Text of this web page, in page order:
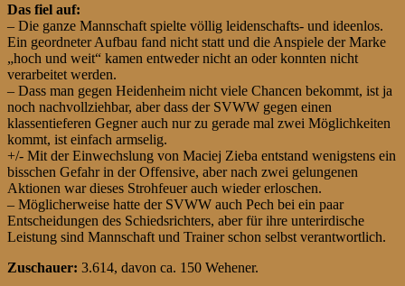
Das fiel auf:
– Die ganze Mannschaft spielte völlig leidenschafts- und ideenlos.
Ein geordneter Aufbau fand nicht statt und die Anspiele der Marke
„hoch und weit“ kamen entweder nicht an oder konnten nicht
verarbeitet werden.
– Dass man gegen Heidenheim nicht viele Chancen bekommt, ist ja
noch nachvollziehbar, aber dass der SVWW gegen einen
klassentieferen Gegner auch nur zu gerade mal zwei Möglichkeiten
kommt, ist einfach armselig.
+/- Mit der Einwechslung von Maciej Zieba entstand wenigstens ein
bisschen Gefahr in der Offensive, aber nach zwei gelungenen
Aktionen war dieses Strohfeuer auch wieder erloschen.
– Möglicherweise hatte der SVWW auch Pech bei ein paar
Entscheidungen des Schiedsrichters, aber für ihre unterirdische
Leistung sind Mannschaft und Trainer schon selbst verantwortlich.
Zuschauer: 3.614, davon ca. 150 Wehener.